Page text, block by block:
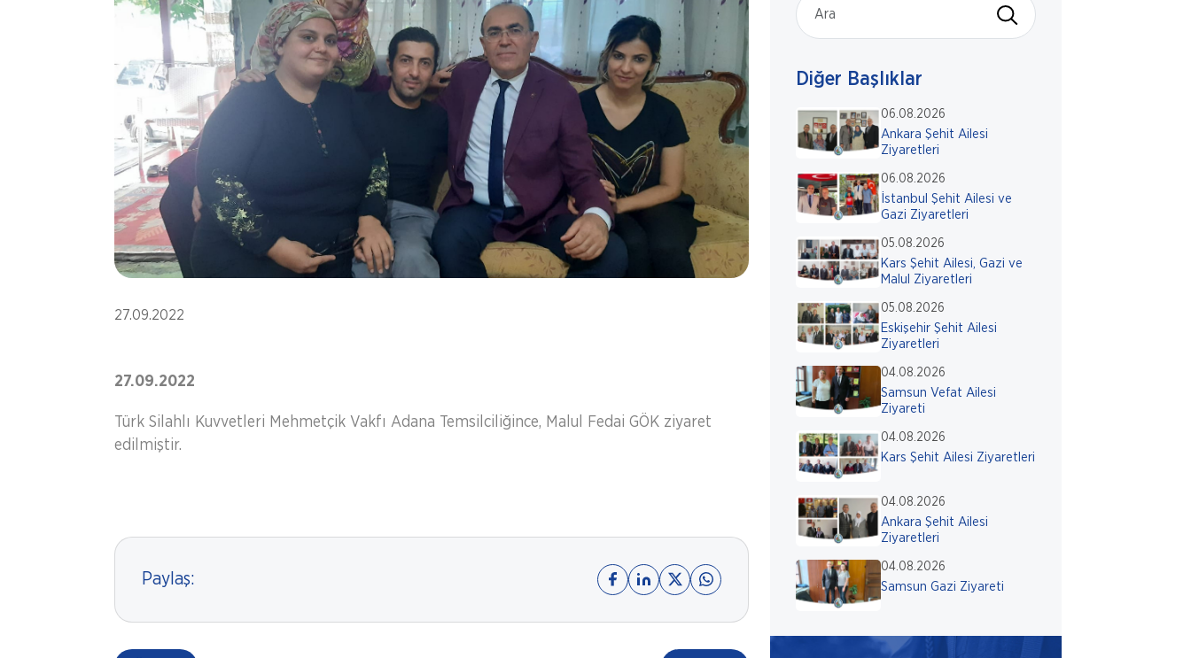
27.09.2022
27.09.2022
Türk Silahlı Kuvvetleri Mehmetçik Vakfı Adana Temsilciliğince, Malul Fedai GÖK ziyaret
edilmiştir.
Paylaş:
Diğer Başlıklar
06.08.2026
Ankara Şehit Ailesi
Ziyaretleri
06.08.2026
İstanbul Şehit Ailesi ve
Gazi Ziyaretleri
05.08.2026
Kars Şehit Ailesi, Gazi ve
Malul Ziyaretleri
05.08.2026
Eskişehir Şehit Ailesi
Ziyaretleri
04.08.2026
Samsun Vefat Ailesi
Ziyareti
04.08.2026
Kars Şehit Ailesi Ziyaretleri
04.08.2026
Ankara Şehit Ailesi
Ziyaretleri
04.08.2026
Samsun Gazi Ziyareti